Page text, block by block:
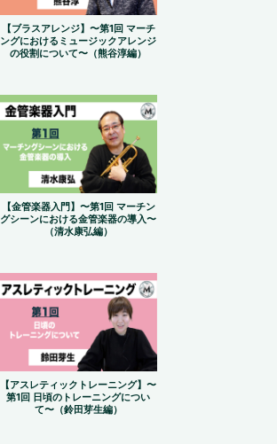
【ブラスアレンジ】〜第1回 マーチ
ングにおけるミュージックアレンジ
の役割について〜（熊谷淳編）
【金管楽器入門】〜第1回 マーチン
グシーンにおける金管楽器の導入〜
（清水康弘編）
【アスレティックトレーニング】〜
第1回 日頃のトレーニングについ
て〜（鈴田芽生編）